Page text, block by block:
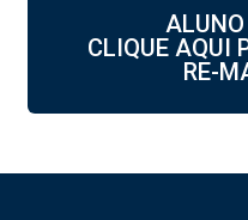
CLIQUE AQUI
RE-